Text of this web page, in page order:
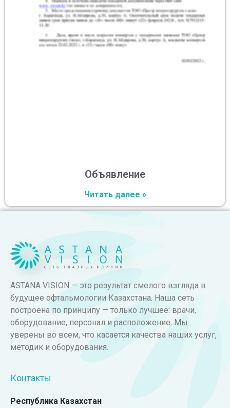
Объявление
Читать далее »
ASTANA VISION — это результат смелого взгляда в
будущее офтальмологии Казахстана. Наша сеть
построена по принципу — только лучшее: врачи,
оборудование, персонал и расположение. Мы
уверены во всем, что касается качества наших услуг,
методик и оборудования.
Контакты
Республика Казахстан